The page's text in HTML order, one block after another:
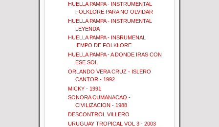
HUELLA PAMPA - INSTRUMENTAL
FOLKLORE PARA NO OLVIDAR
HUELLA PAMPA - INSTRUMENTAL
LEYENDA
HUELLA PAMPA - INSRUMENAL
IEMPO DE FOLKLORE
HUELLA PAMPA - A DONDE IRAS CON
ESE SOL
ORLANDO VERA CRUZ - ISLERO
CANTOR - 1992
MICKY - 1991
SONORA CUMANACAO -
CIVILIZACION - 1988
DESCONTROL VILLERO
URUGUAY TROPICAL VOL 3 - 2003